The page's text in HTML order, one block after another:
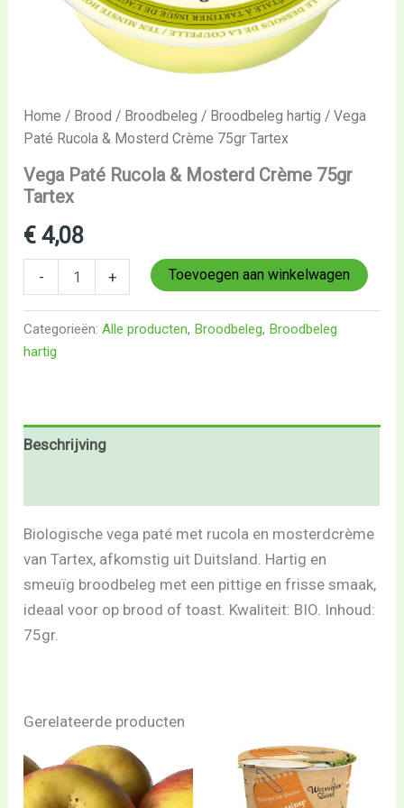
Home / Brood / Broodbeleg / Broodbeleg hartig / Vega
Paté Rucola & Mosterd Crème 75gr Tartex
Vega Paté Rucola & Mosterd Crème 75gr
Tartex
€ 4,08
- + Toevoegen aan winkelwagen
Categorieën:Alle producten, Broodbeleg, Broodbeleg
hartig
Beschrijving
Biologische vega paté met rucola en mosterdcrème
van Tartex, afkomstig uit Duitsland. Hartig en
smeuïg broodbeleg met een pittige en frisse smaak,
ideaal voor op brood of toast. Kwaliteit: BIO. Inhoud:
75gr.
Gerelateerde producten